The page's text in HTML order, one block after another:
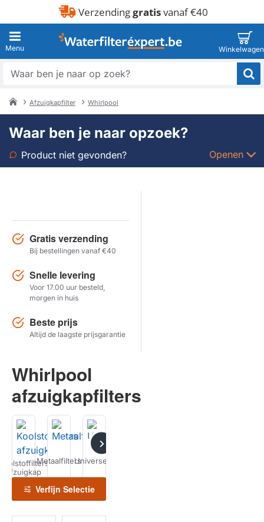
Verzendinggratisvanaf €40
Waar
zoek?
Afzuigkapfilter Whirlpool
Waar ben je naar opzoek?
Product niet gevonden? Openen
Model
Herstel zoekopdracht
Gratis verzending
Bij bestellingen vanaf €40
Snelle levering
Voor 17.00 uur besteld,
morgen in huis
Beste prijs
Altijd de laagste prijsgarantie
Whirlpool
afzuigkapfilters
afzuigkap
MetaalfiltersUniverseel
Verfijn Selectie